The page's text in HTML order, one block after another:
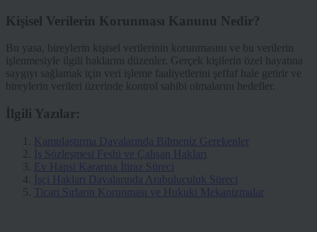
Kişisel Verilerin Korunması Kanunu Nedir?
Bu yasa, bireylerin kişisel verilerinin korunmasını ve bu verilerin
işlenmesiyle ilgili haklarını düzenler. Gerçek kişilerin özel hayatına
saygıyı sağlamak için veri işleme faaliyetlerini şeffaf hale getirir ve
bireylerin verileri üzerinde kontrol sahibi olmalarını hedefler.
İlgili Yazılar:
Kamulaştırma Davalarında Bilmeniz Gerekenler
İş Sözleşmesi Feshi ve Çalışan Hakları
Ev Hapsi Kararına İtiraz Süreci
İşçi Hakları Davalarında Arabuluculuk Süreci
Ticari Sırların Korunması ve Hukuki Mekanizmalar